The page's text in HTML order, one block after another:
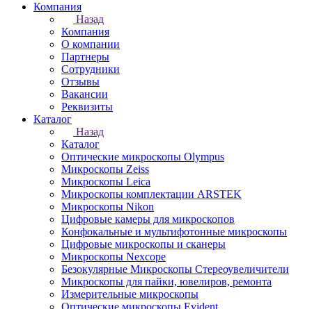
Компания
Назад
Компания
О компании
Партнеры
Сотрудники
Отзывы
Вакансии
Реквизиты
Каталог
Назад
Каталог
Оптические микроскопы Olympus
Микроскопы Zeiss
Микроскопы Leica
Микроскопы комплектации ARSTEK
Микроскопы Nikon
Цифровые камеры для микроскопов
Конфокальные и мультифотонные микроскопы
Цифровые микроскопы и сканеры
Микроскопы Nexcope
Безокулярные Микроскопы Стереоувеличители
Микроскопы для пайки, ювелиров, ремонта
Измерительные микроскопы
Оптические микроскопы Evident